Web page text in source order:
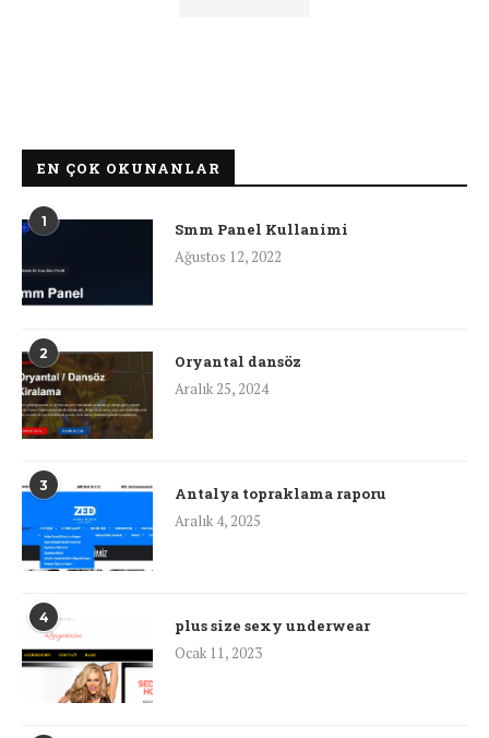
EN ÇOK OKUNANLAR
1
Smm Panel Kullanimi
Ağustos 12, 2022
2
Oryantal dansöz
Aralık 25, 2024
3
Antalya topraklama raporu
Aralık 4, 2025
4
plus size sexy underwear
Ocak 11, 2023